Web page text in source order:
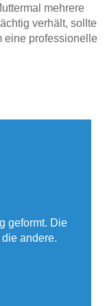
mehrere
verhält, sollte
eine professionelle
geformt. Die
andere.